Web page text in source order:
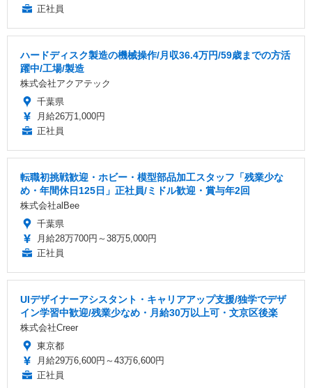
正社員
ハードディスク製造の機械操作/月収36.4万円/59歳までの方活
躍中/工場/製造
株式会社アクアテック
千葉県
月給26万1,000円
正社員
転職初挑戦歓迎・ホビー・模型部品加工スタッフ「残業少な
め・年間休日125日」正社員/ミドル歓迎・賞与年2回
株式会社alBee
千葉県
月給28万700円～38万5,000円
正社員
UIデザイナーアシスタント・キャリアアップ支援/独学でデザ
イン学習中歓迎/残業少なめ・月給30万以上可・文京区後楽
株式会社Creer
東京都
月給29万6,600円～43万6,600円
正社員